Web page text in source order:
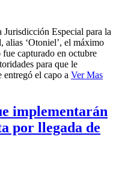
Jurisdicción Especial para la
‘Otoniel’, el máximo
capturado en octubre
para que le
entregó el capo a Ver Mas
implementarán
por llegada de